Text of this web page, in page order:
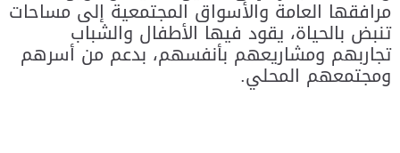
مرافقها العامة والأسواق المجتمعية إلى مساحات
تنبض بالحياة، يقود فيها الأطفال والشباب
تجاربهم ومشاريعهم بأنفسهم، بدعم من أسرهم
ومجتمعهم المحلي.